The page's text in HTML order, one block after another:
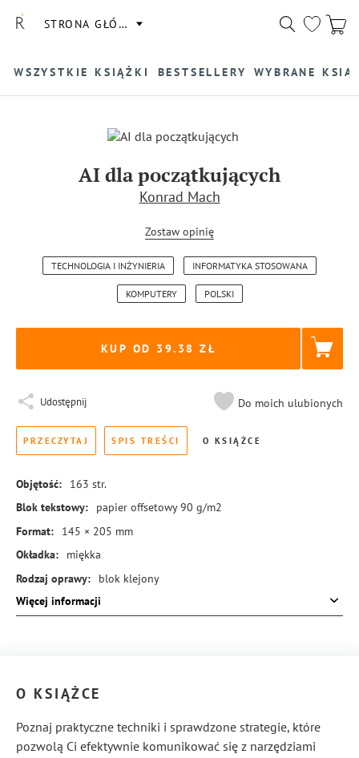
STRONA GŁÓWNA
WSZYSTKIE KSIĄŻKI BESTSELLERY WYBRANE
AI dla początkujących
Konrad Mach
Zostaw opinię
TECHNOLOGIA I INŻYNIERIA INFORMATYKA STOSOWANA
KOMPUTERY POLSKI
KUP OD 39.38
Udostępnij Do moich ulubionych
PRZECZYTAJ SPIS TREŚCI O KSIĄŻCE
Objętość: 163 str.
Blok tekstowy:
papier offsetowy 90 g/m2
Format:
145 × 205 mm
Okładka:
miękka
Rodzaj oprawy:
blok klejony
ISBN:
978-83-8414-625-5
Więcej informacji
O KSIĄŻCE
Poznaj praktyczne techniki i sprawdzone strategie, które
pozwolą Ci efektywnie komunikować się z narzędziami